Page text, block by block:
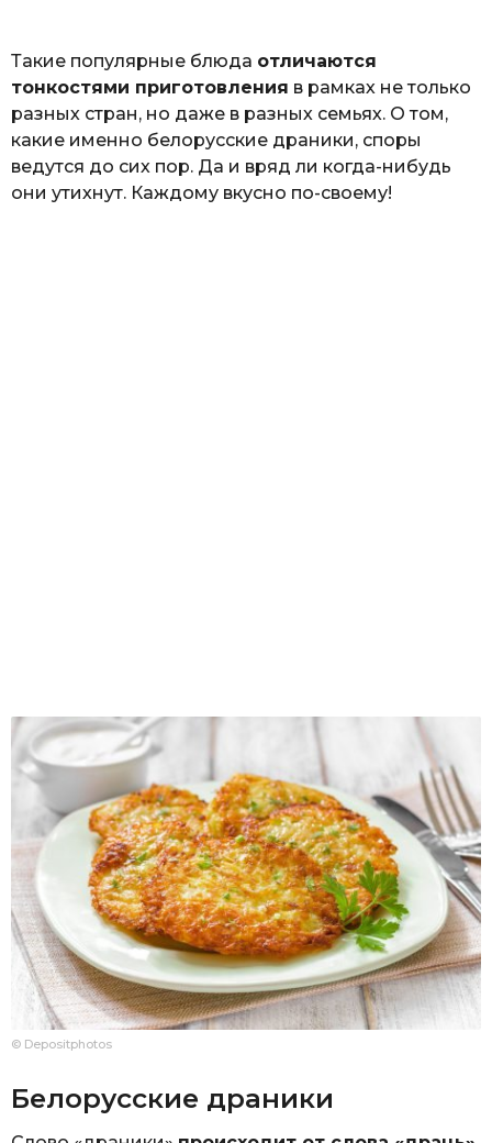
Такие популярные блюда отличаются
тонкостями приготовления в рамках не только
разных стран, но даже в разных семьях. О том,
какие именно белорусские драники, споры
ведутся до сих пор. Да и вряд ли когда-нибудь
они утихнут. Каждому вкусно по-своему!
© Depositphotos
Белорусские драники